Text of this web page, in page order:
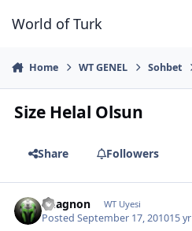
World of Turk
Home WT GENEL Sohbet
Size Helal Olsun
Share Followers
Vuagnon WT Uyesi
PostedSeptember 17, 201015 yr